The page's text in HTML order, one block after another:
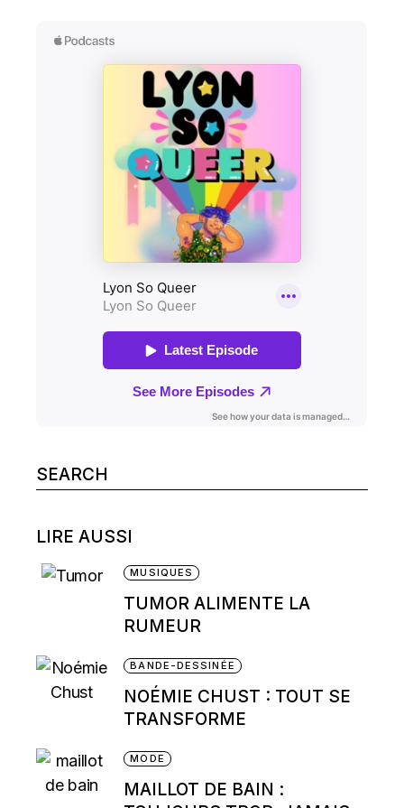
Search
for:
LIRE AUSSI
MUSIQUES
TUMOR ALIMENTE LA
RUMEUR
BANDE-DESSINÉE
NOÉMIE CHUST : TOUT SE
TRANSFORME
MODE
MAILLOT DE BAIN :